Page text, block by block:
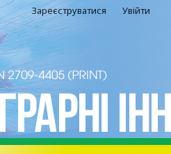
Зареєструватися Увійти